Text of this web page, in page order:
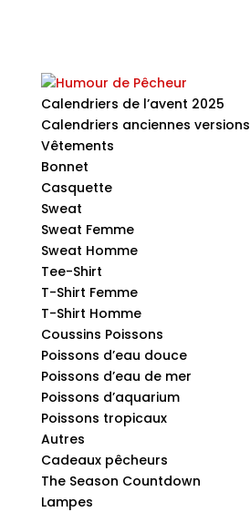
Calendriers de l’avent 2025
Calendriers anciennes versions
Vêtements
Bonnet
Casquette
Sweat
Sweat Femme
Sweat Homme
Tee-Shirt
T-Shirt Femme
T-Shirt Homme
Coussins Poissons
Poissons d’eau douce
Poissons d’eau de mer
Poissons d’aquarium
Poissons tropicaux
Autres
Cadeaux pêcheurs
The Season Countdown
Lampes